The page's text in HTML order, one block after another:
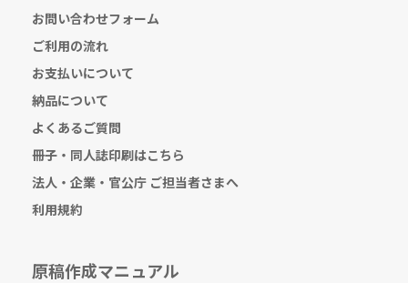
お問い合わせフォーム
ご利用の流れ
お支払いについて
納品について
よくあるご質問
冊子・同人誌印刷はこちら
法人・企業・官公庁 ご担当者さまへ
利用規約
原稿作成マニュアル